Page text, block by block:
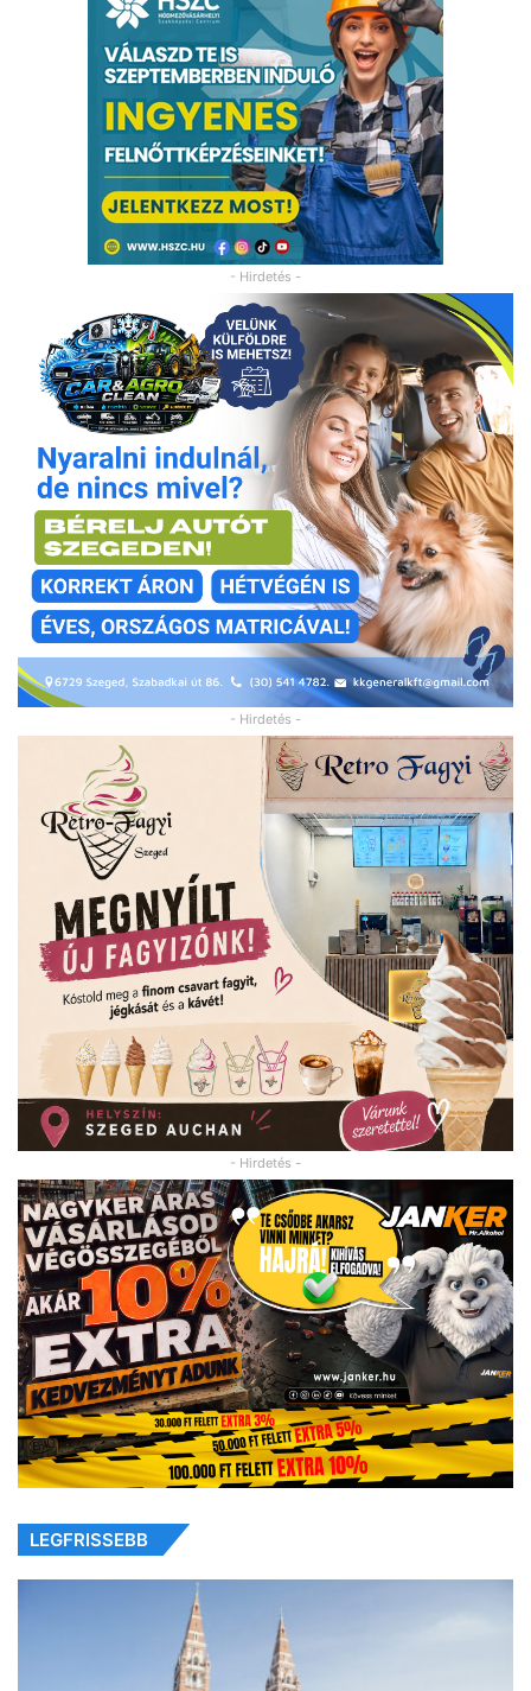
- Hirdetés -
- Hirdetés -
- Hirdetés -
LEGFRISSEBB